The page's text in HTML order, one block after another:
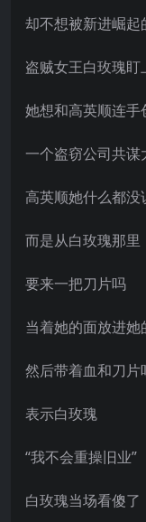
却不想被新进崛起
盗贼女王白玫瑰盯
她想和高英顺连手
一个盗窃公司共谋
高英顺她什么都没
而是从白玫瑰那里
要来一把刀片吗
当着她的面放进她
然后带着血和刀片
表示白玫瑰
“我不会重操旧业”
白玫瑰当场看傻了